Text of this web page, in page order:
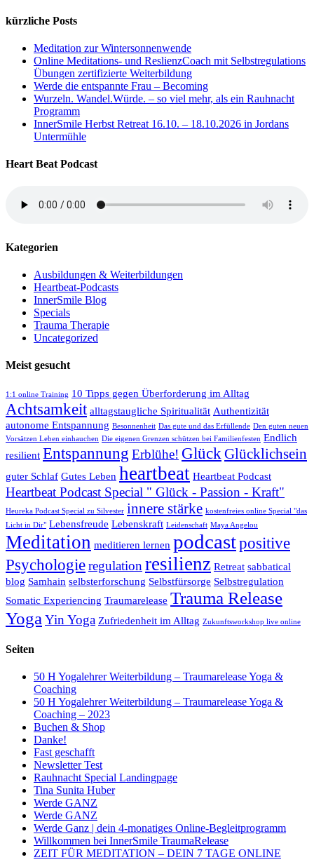
kürzliche Posts
Meditation zur Wintersonnenwende
Online Meditations- und ReslienzCoach mit Selbstregulations
Übungen zertifizierte Weiterbildung
Werde die entspannte Frau – Becoming
Wurzeln. Wandel.Würde. – so viel mehr, als ein Rauhnacht
Programm
InnerSmile Herbst Retreat 16.10. – 18.10.2026 in Jordans
Untermühle
Heart Beat Podcast
Kategorien
Ausbildungen & Weiterbildungen
Heartbeat-Podcasts
InnerSmile Blog
Specials
Trauma Therapie
Uncategorized
Meist gesucht
1:1 online Training 10 Tipps gegen Überforderung im Alltag
Achtsamkeit alltagstaugliche Spiritualität Authentizität
autonome Entspannung Besonnenheit Das gute und das Erfüllende Den guten neuen
Vorsätzen Leben einhauchen Die eigenen Grenzen schützen bei Familienfesten Endlich
resilient Entspannung Erblühe! Glück Glücklichsein
guter Schlaf Gutes Leben heartbeat Heartbeat Podcast
Heartbeat Podcast Special " Glück - Passion - Kraft"
Heureka Podcast Special zu Silvester innere stärke kostenfreies online Special "das
Licht in Dir" Lebensfreude Lebenskraft Leidenschaft Maya Angelou
Meditation meditieren lernen podcastpositive
Psychologieregulation resilienz Retreat sabbatical
blog Samhain selbsterforschung Selbstfürsorge Selbstregulation
Somatic Experiencing Traumarelease Trauma Release
Yoga Yin Yoga Zufriedenheit im Alltag Zukunftsworkshop live online
Seiten
50 H Yogalehrer Weiterbildung – Traumarelease Yoga &
Coaching
50 H Yogalehrer Weiterbildung – Traumarelease Yoga &
Coaching – 2023
Buchen & Shop
Danke!
Fast geschafft
Newsletter Test
Rauhnacht Special Landingpage
Tina Sunita Huber
Werde GANZ
Werde GANZ
Werde Ganz | dein 4-monatiges Online-Begleitprogramm
Willkommen bei InnerSmile TraumaRelease
ZEIT FÜR MEDITATION – DEIN 7 TAGE ONLINE